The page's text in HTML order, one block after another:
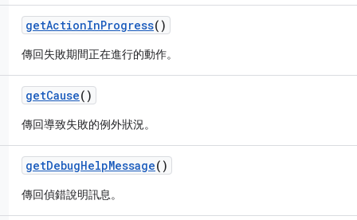
getActionInProgress()
傳回失敗期間正在進行的動作。
getCause()
傳回導致失敗的例外狀況。
getDebugHelpMessage()
傳回偵錯說明訊息。